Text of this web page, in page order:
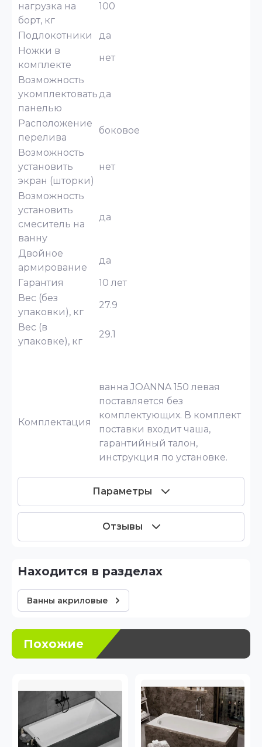
нагрузка на
борт, кг
100
Подлокотники
да
Ножки в
комплекте
нет
Возможность
укомплектовать
панелью
да
Расположение
перелива
боковое
Возможность
установить
экран (шторки)
нет
Возможность
установить
смеситель на
ванну
да
Двойное
армирование
да
Гарантия
10 лет
Вес (без
упаковки), кг
27.9
Вес (в
упаковке), кг
29.1
Комплектация
ванна JOANNA 150 левая
поставляется без
комплектующих. В комплект
поставки входит чаша,
гарантийный талон,
инструкция по установке.
Параметры
Отзывы
Находится в разделах
Ванны акриловые
Похожие